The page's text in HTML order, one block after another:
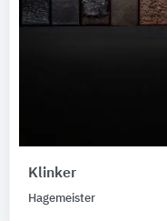
Klinker
Hagemeister